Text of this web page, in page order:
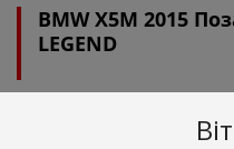
BMW X5M 2015
LEGEND
грн.